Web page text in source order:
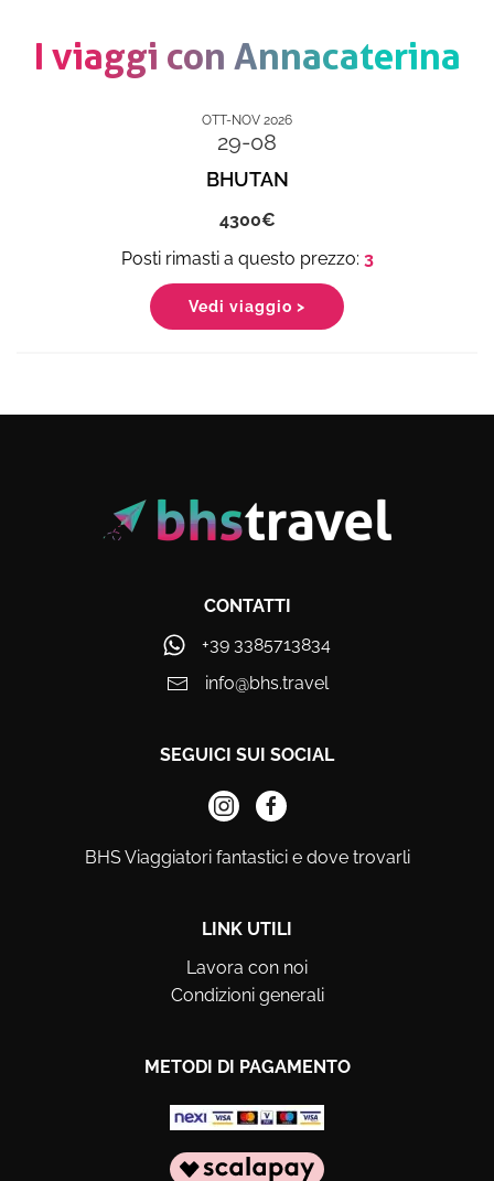
I viaggi con Annacaterina
OTT-NOV 2026
29-08
BHUTAN
4300
3
Vedi viaggio >
CONTATTI
+39 3385713834
info@bhs.travel
SEGUICI SUI SOCIAL
BHS Viaggiatori fantastici e dove trovarli
LINK UTILI
Lavora con noi
Condizioni generali
METODI DI PAGAMENTO